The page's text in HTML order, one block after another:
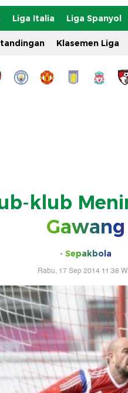
Liga Italia Liga Spanyol
Klasemen Liga
klub
Gawang
- Sepakbola
Rabu, 17 Sep 2014 11:38